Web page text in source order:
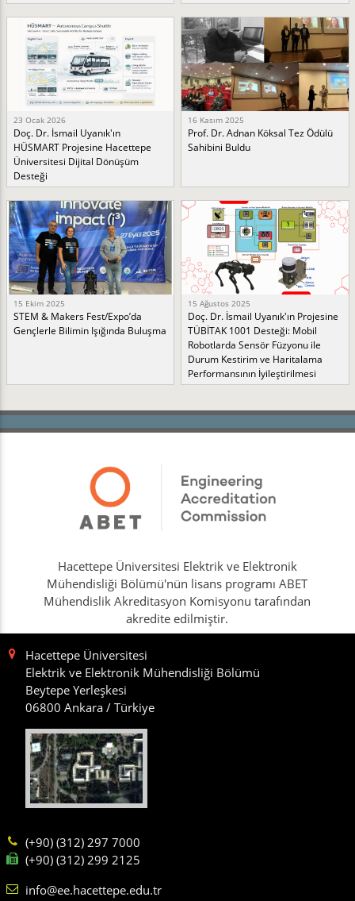
23 Ocak 2026
Doç. Dr. İsmail Uyanık'ın
HÜSMART Projesine Hacettepe
Üniversitesi Dijital Dönüşüm
Desteği
16 Kasım 2025
Prof. Dr. Adnan Köksal Tez Ödülü
Sahibini Buldu
15 Ekim 2025
STEM & Makers Fest/Expo’da
Gençlerle Bilimin Işığında Buluşma
15 Ağustos 2025
Doç. Dr. İsmail Uyanık'ın Projesine
TÜBİTAK 1001 Desteği: Mobil
Robotlarda Sensör Füzyonu ile
Durum Kestirim ve Haritalama
Performansının İyileştirilmesi
Hacettepe Üniversitesi Elektrik ve Elektronik
Mühendisliği Bölümü'nün lisans programı ABET
Mühendislik Akreditasyon Komisyonu tarafından
akredite edilmiştir.
Hacettepe Üniversitesi
Elektrik ve Elektronik Mühendisliği Bölümü
Beytepe Yerleşkesi
06800 Ankara / Türkiye
(+90) (312) 297 7000
(+90) (312) 299 2125
info@ee.hacettepe.edu.tr